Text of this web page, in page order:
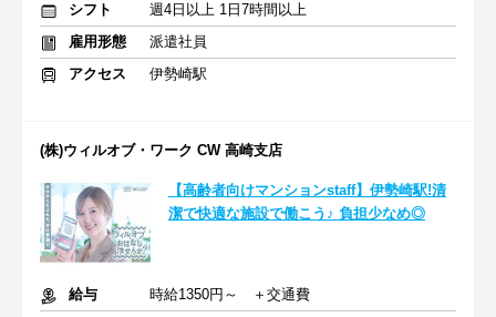
シフト
週4日以上 1日7時間以上
雇用形態
派遣社員
アクセス
伊勢崎駅
(株)ウィルオブ・ワーク CW 高崎支店
【高齢者向けマンションstaff】伊勢崎駅!清
潔で快適な施設で働こう♪ 負担少なめ◎
給与
時給1350円～ ＋交通費